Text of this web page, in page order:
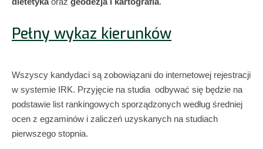
Pełny wykaz kierunków
Wszyscy kandydaci są zobowiązani do internetowej rejestracji
w systemie IRK. Przyjęcie na studia odbywać się będzie na
podstawie list rankingowych sporządzonych według średniej
ocen z egzaminów i zaliczeń uzyskanych na studiach
pierwszego stopnia.